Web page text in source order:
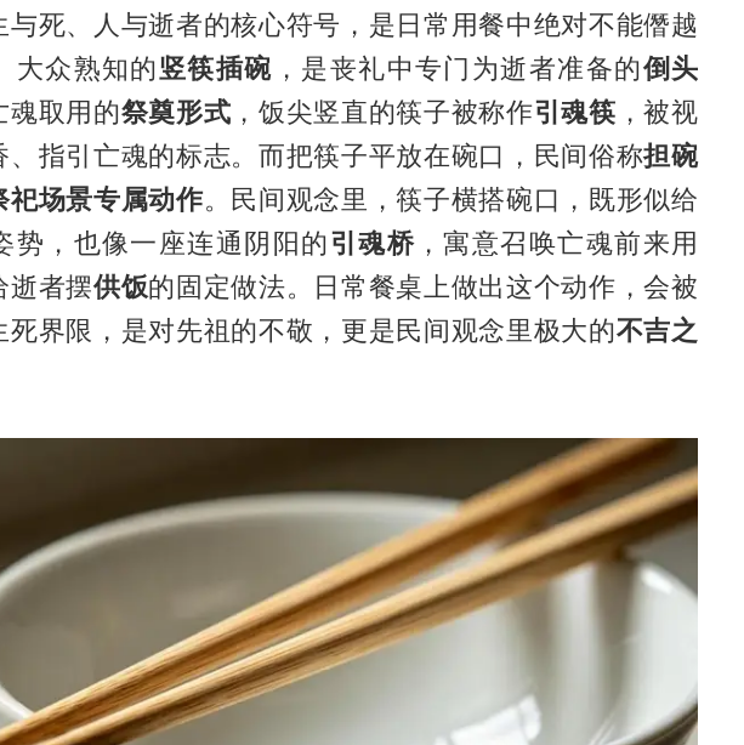
与死、人与逝者的核心符号，是日常用餐中绝对不能僭越
大众熟知的竖筷插碗 ，是丧礼中专门为逝者准备的倒头
魂取用的祭奠形式 ，饭尖竖直的筷子被称作引魂筷 ，被视
、指引亡魂的标志。而把筷子平放在碗口，民间俗称担碗
祀场景专属动作。民间观念里，筷子横搭碗口，既形似给
势，也像一座连通阴阳的引魂桥，寓意召唤亡魂前来用
逝者摆供饭的固定做法。日常餐桌上做出这个动作，会被
死界限，是对先祖的不敬，更是民间观念里极大的不吉之